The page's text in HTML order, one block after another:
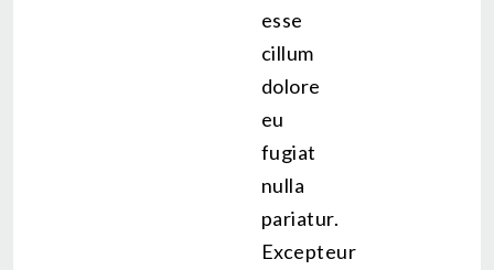
esse
cillum
dolore
eu
fugiat
nulla
pariatur.
Excepteur